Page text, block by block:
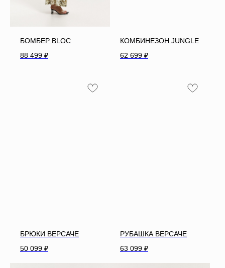
БОМБЕР BLOC
88 499 ₽
КОМБИНЕЗОН JUNGLE
62 699 ₽
БРЮКИ ВЕРСАЧЕ
50 099 ₽
РУБАШКА ВЕРСАЧЕ
63 099 ₽